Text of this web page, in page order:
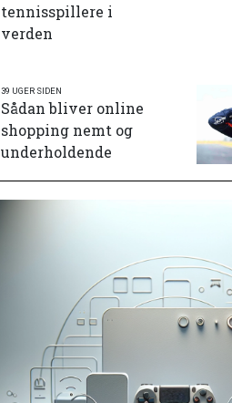
tennisspillere i
verden
39 UGER SIDEN
Sådan bliver online
shopping nemt og
underholdende